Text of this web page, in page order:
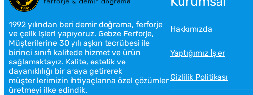
1992 yılından beri demir doğrama, ferforje
ve çelik işleri yapıyoruz. Gebze Ferforje,
Müşterilerine 30 yılı aşkın tecrübesi ile
birinci sınıfı kalitede hizmet ve ürün
sağlamaktayız. Kalite, estetik ve
dayanıklılığı bir araya getirerek
müşterilerimizin ihtiyaçlarına özel çözümler
üretmeyi ilke edindik.
Hakkımızda
Yaptığımız İşler
Gizlilik Politikası
Gebze Ferforje